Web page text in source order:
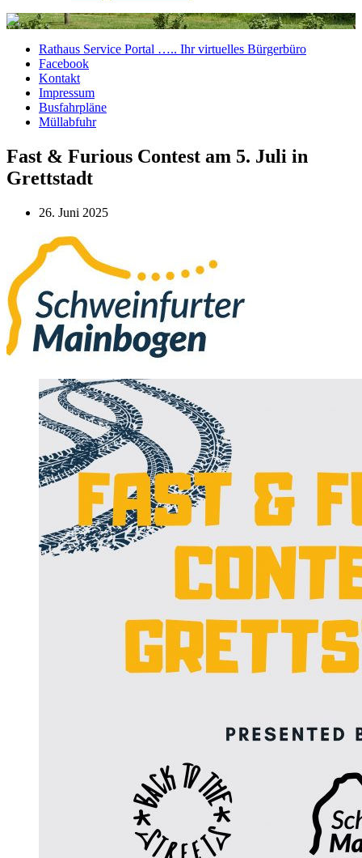
Rathaus Service Portal ….. Ihr virtuelles Bürgerbüro
Facebook
Kontakt
Impressum
Busfahrpläne
Müllabfuhr
Fast & Furious Contest am 5. Juli in
Grettstadt
26. Juni 2025